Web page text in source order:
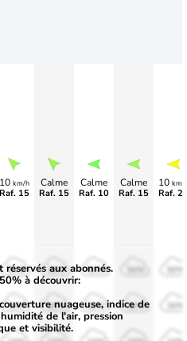
10 km/h
Raf. 15
Calme
Raf. 15
Calme
Raf. 10
Calme
Raf. 15
10 km/
Raf.
50%
30%
50%
30%
50%
30% 30% 30%
réservés aux abonnés.
à découvrir:
nuageuse, indice de
de l'air, pression
et visibilité.